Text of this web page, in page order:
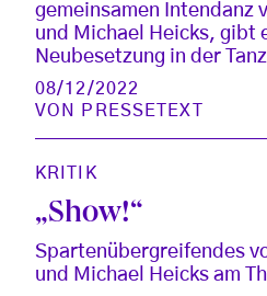
gemeinsamen Intendanz
und Michael Heicks, gibt
Neubesetzung in der
08/12/2022
VON
PRESSETEXT
KRITIK
„Show!“
Spartenübergreifendes
und Michael Heicks am